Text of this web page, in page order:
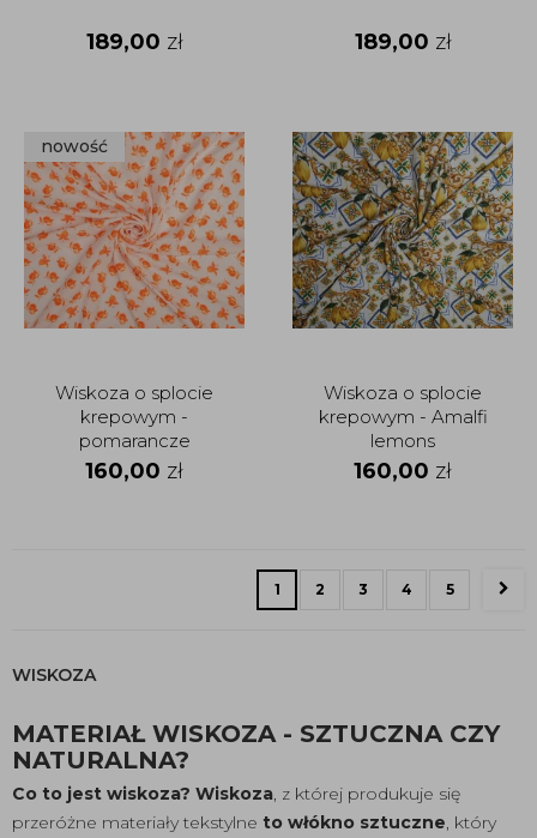
189,00 zł 189,00 zł
nowość
Wiskoza o splocie
krepowym -
pomarancze
160,00 zł
Wiskoza o splocie
krepowym - Amalfi
lemons
160,00 zł
1 2 3 4 5
WISKOZA
MATERIAŁ WISKOZA - SZTUCZNA CZY
NATURALNA?
Co to jest wiskoza? Wiskoza , z której produkuje się
przeróżne materiały tekstylne to włókno sztuczne , który